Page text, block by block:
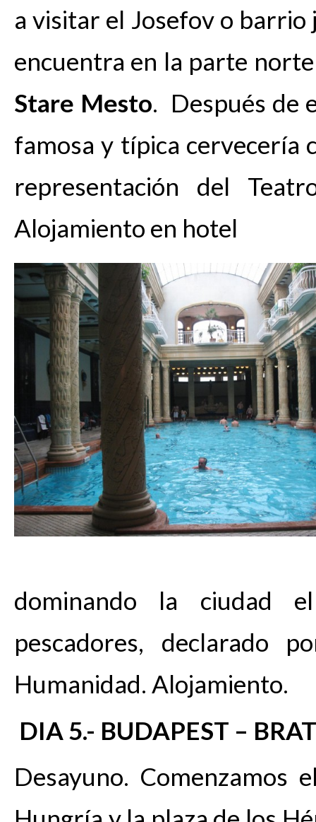
a visitar el Josefov o
encuentra en la parte
Stare Mesto. Después de
famosa y típica cervecería
representación del
Alojamiento en hotel
dominando la ciudad
pescadores, declarado
Humanidad. Alojamiento.
DIA 5.- BUDAPEST –
Desayuno. Comenzamos